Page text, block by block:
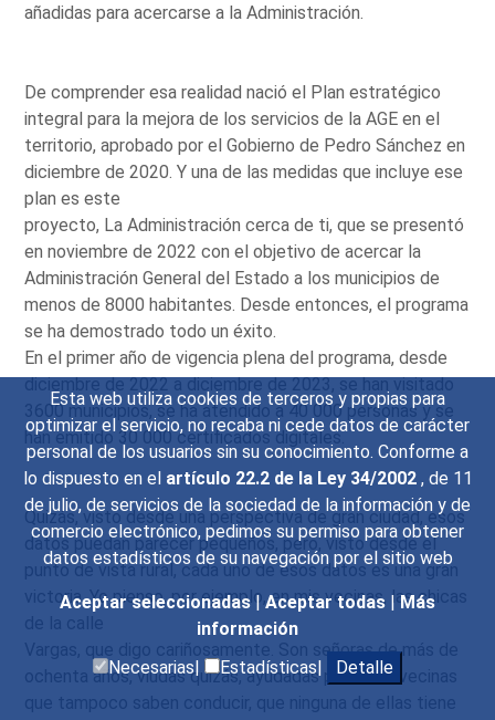
Esta web utiliza cookies de terceros y propias para
optimizar el servicio, no recaba ni cede datos de carácter
personal de los usuarios sin su conocimiento. Conforme a
lo dispuesto en el artículo 22.2 de la Ley 34/2002 , de 11
de julio, de servicios de la sociedad de la información y de
comercio electrónico, pedimos su permiso para obtener
datos estadísticos de su navegación por el sitio web
Aceptar seleccionadas|Aceptar todas |Más
información
Necesarias|
Estadísticas| Detalle
añadidas para acercarse a la Administración.
De comprender esa realidad nació el Plan estratégico
integral para la mejora de los servicios de la AGE en el
territorio, aprobado por el Gobierno de Pedro Sánchez en
diciembre de 2020. Y una de las medidas que incluye ese
plan es este
proyecto, La Administración cerca de ti, que se presentó
en noviembre de 2022 con el objetivo de acercar la
Administración General del Estado a los municipios de
menos de 8000 habitantes. Desde entonces, el programa
se ha demostrado todo un éxito.
En el primer año de vigencia plena del programa, desde
diciembre de 2022 a diciembre de 2023, se han visitado
3600 municipios, se ha atendido a 40 000 personas y se
han emitido 30 000 certificados digitales.
Quizás, visto desde una perspectiva de gran ciudad, esos
datos puedan parecer pequeños, pero, visto desde el
punto de vista rural, cada uno de esos datos es una gran
victoria. Yo pienso, por ejemplo, en mis vecinas, las chicas
de la calle
Vargas, que digo cariñosamente. Son señoras de más de
ochenta años, viudas quizás, ayudadas por otras vecinas
que tampoco saben conducir, que ninguna de ellas tiene